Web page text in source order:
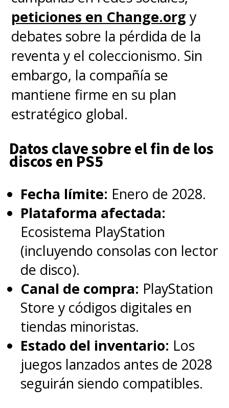
peticiones en Change.org y
debates sobre la pérdida de la
reventa y el coleccionismo. Sin
embargo, la compañía se
mantiene firme en su plan
estratégico global.
Datos clave sobre el fin de los
discos en PS5
Fecha límite: Enero de 2028.
Plataforma afectada:
Ecosistema PlayStation
(incluyendo consolas con lector
de disco).
Canal de compra: PlayStation
Store y códigos digitales en
tiendas minoristas.
Estado del inventario: Los
juegos lanzados antes de 2028
seguirán siendo compatibles.